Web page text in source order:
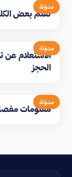
مدوّنة
تعلم بعض
مدوّنة
الاستعلام عن
الحجز
مدوّنة
معلومات